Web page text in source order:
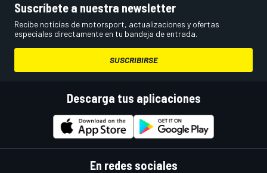
Suscríbete a nuestra newsletter
Recibe noticias de motorsport, actualizaciones y ofertas
especiales directamente en tu bandeja de entrada.
SUSCRIBIRSE
Descarga tus aplicaciones
En redes sociales